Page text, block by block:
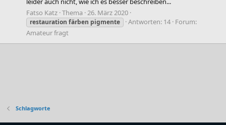
Fatso Katz Thema 26. März 2020
restauration färben pigmente Antworten: 14 Forum:
Amateur fragt
Schlagworte